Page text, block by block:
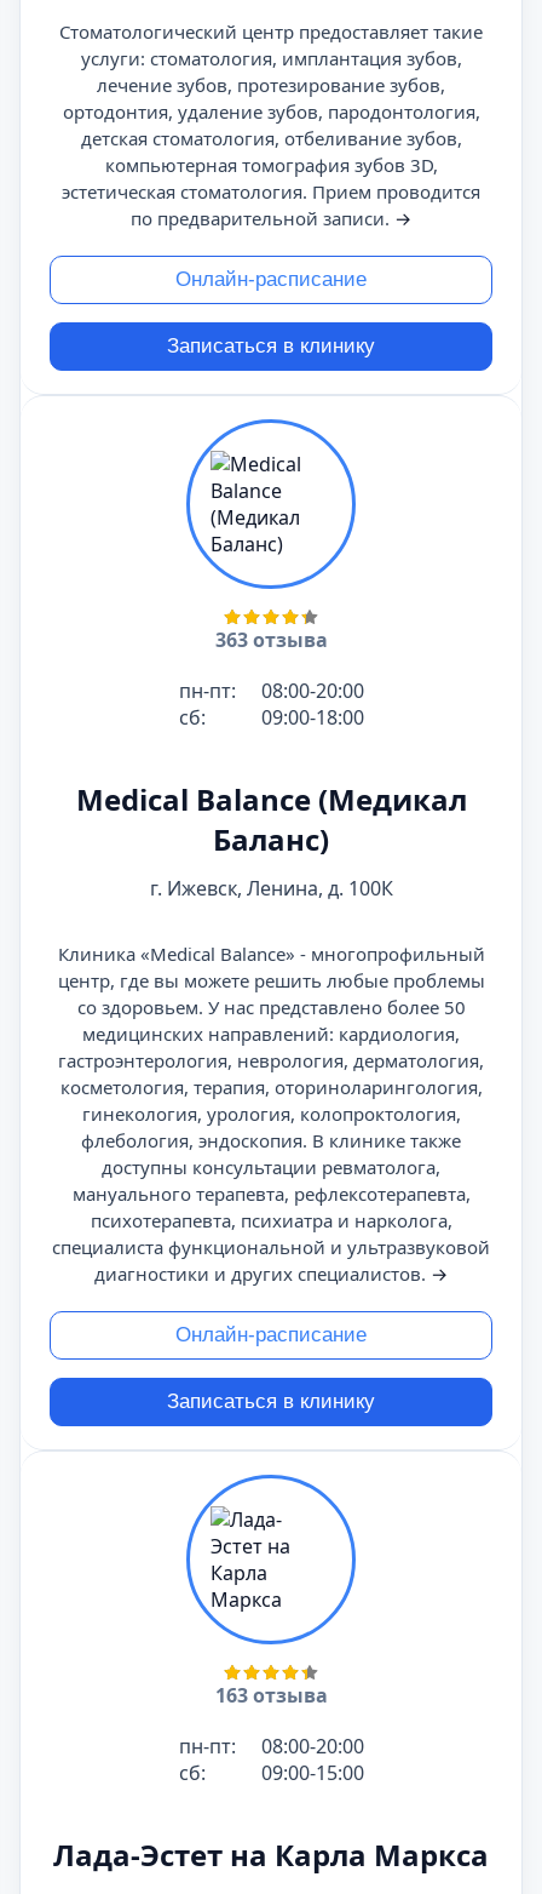
Стоматологический центр предоставляет такие
услуги: стоматология, имплантация зубов,
лечение зубов, протезирование зубов,
ортодонтия, удаление зубов, пародонтология,
детская стоматология, отбеливание зубов,
компьютерная томография зубов 3D,
эстетическая стоматология. Прием проводится
по предварительной записи. →
Онлайн-расписание
Записаться в клинику
363 отзыва
пн-пт:
08:00-20:00
сб:
09:00-18:00
Medical Balance (Медикал
Баланс)
г. Ижевск, Ленина, д. 100К
Клиника «Medical Balance» - многопрофильный
центр, где вы можете решить любые проблемы
со здоровьем. У нас представлено более 50
медицинских направлений: кардиология,
гастроэнтерология, неврология, дерматология,
косметология, терапия, оториноларингология,
гинекология, урология, колопроктология,
флебология, эндоскопия. В клинике также
доступны консультации ревматолога,
мануального терапевта, рефлексотерапевта,
психотерапевта, психиатра и нарколога,
специалиста функциональной и ультразвуковой
диагностики и других специалистов. →
Онлайн-расписание
Записаться в клинику
163 отзыва
пн-пт:
08:00-20:00
сб:
09:00-15:00
Лада-Эстет на Карла Маркса